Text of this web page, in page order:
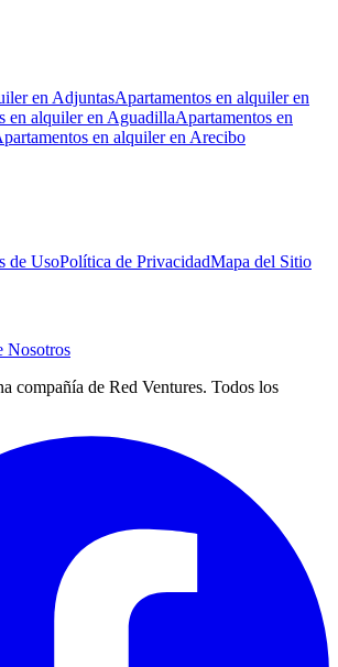
en AdjuntasApartamentos en alquiler en
en alquiler en AguadillaApartamentos en
en alquiler en Arecibo
de UsoPolítica de PrivacidadMapa del Sitio
Nosotros
compañía de Red Ventures. Todos los